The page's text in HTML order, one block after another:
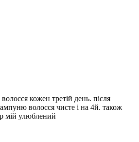
кожен третій день. після
волосся чисте і на 4й. також
мій улюблений